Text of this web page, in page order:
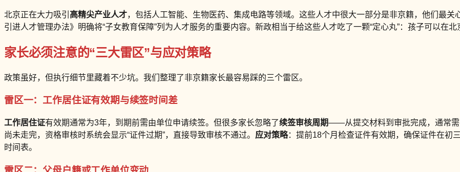
北京正在大力吸引 高精尖产业人才，包括人工智能、生物医药、集成电路等领域。这些人才中很大一部分是非京籍，他们最
引进人才管理办法》明确将“子女教育保障”列为人才服务的重要内容。新政相当于给这些人才吃了一颗“定心丸”：孩子可以在
家长必须注意的“三大雷区”与应对策略
政策虽好，但执行细节里藏着不少坑。我们整理了非京籍家长最容易踩的三个雷区。
雷区一：工作居住证有效期与续签时间差
工作居住证有效期通常为3年，到期前需由单位申请续签。但很多家长忽略了续签审核周期——从提交材料到审批完成，通常需
尚未走完，资格审核时系统会显示“证件过期”，直接导致审核不通过。 应对策略：提前18个月检查证件有效期，确保证件在初
时间表。